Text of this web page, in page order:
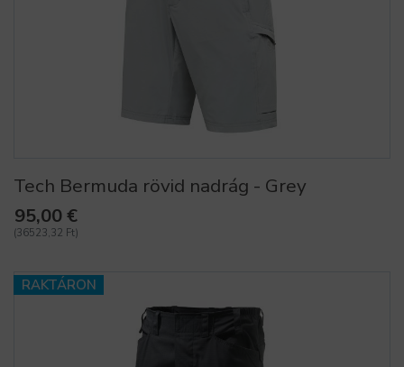
Tech Bermuda rövid nadrág - Grey
95,00 €
(36523,32 Ft)
RAKTÁRON